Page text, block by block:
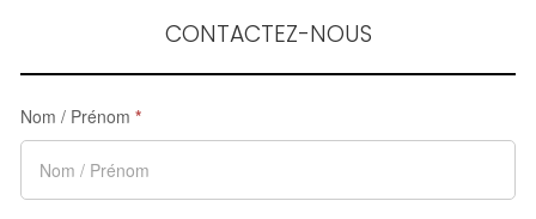
CONTACTEZ-NOUS
Nom / Prénom *